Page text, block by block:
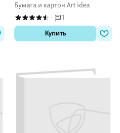
Бумага и картон Art idea
·
1
Купить